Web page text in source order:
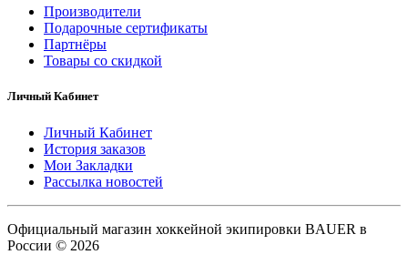
Производители
Подарочные сертификаты
Партнёры
Товары со скидкой
Личный Кабинет
Личный Кабинет
История заказов
Мои Закладки
Рассылка новостей
Официальный магазин хоккейной экипировки BAUER в
России © 2026